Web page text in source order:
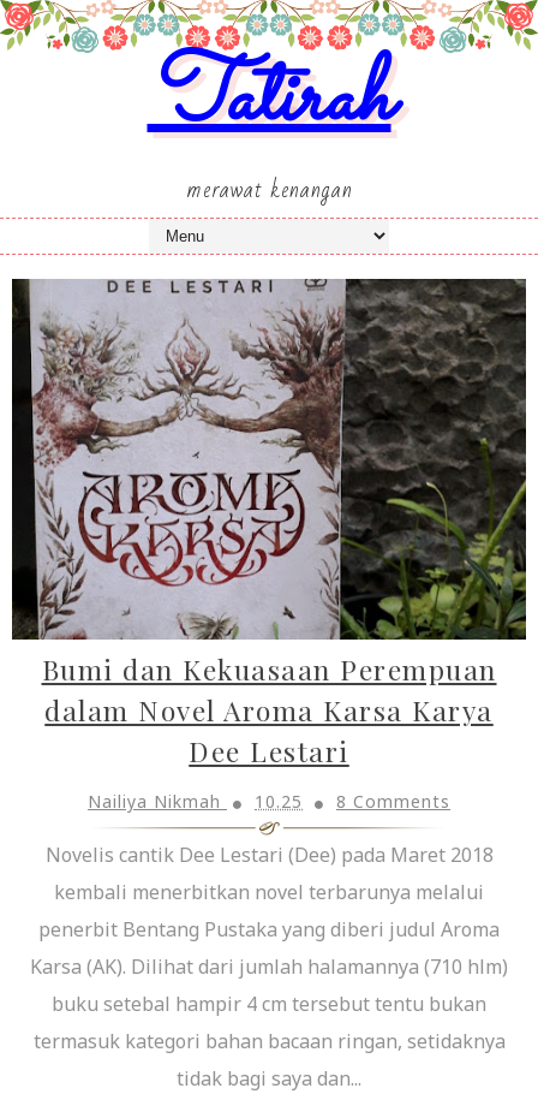
Tatirah
merawat kenangan
Bumi dan Kekuasaan Perempuan
dalam Novel Aroma Karsa Karya
Dee Lestari
Nailiya Nikmah 10.25 8 Comments
Novelis cantik Dee Lestari (Dee) pada Maret 2018
kembali menerbitkan novel terbarunya melalui
penerbit Bentang Pustaka yang diberi judul Aroma
Karsa (AK). Dilihat dari jumlah halamannya (710 hlm)
buku setebal hampir 4 cm tersebut tentu bukan
termasuk kategori bahan bacaan ringan, setidaknya
tidak bagi saya dan...